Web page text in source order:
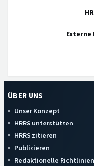
Externe
ÜBER UNS
Unser Konzept
HRRS unterstützen
HRRS zitieren
Publizieren
Redaktionelle Richtlinien